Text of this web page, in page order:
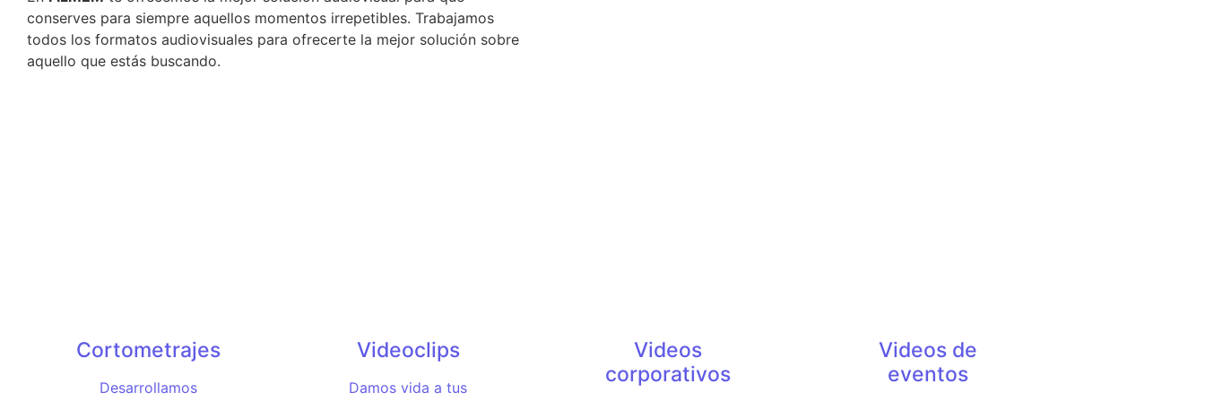
conserves para siempre aquellos momentos irrepetibles. Trabajamos
todos los formatos audiovisuales para ofrecerte la mejor solución sobre
aquello que estás buscando.
Cortometrajes
Desarrollamos
Videoclips
Damos vida a tus
Videos
corporativos
Videos de
eventos